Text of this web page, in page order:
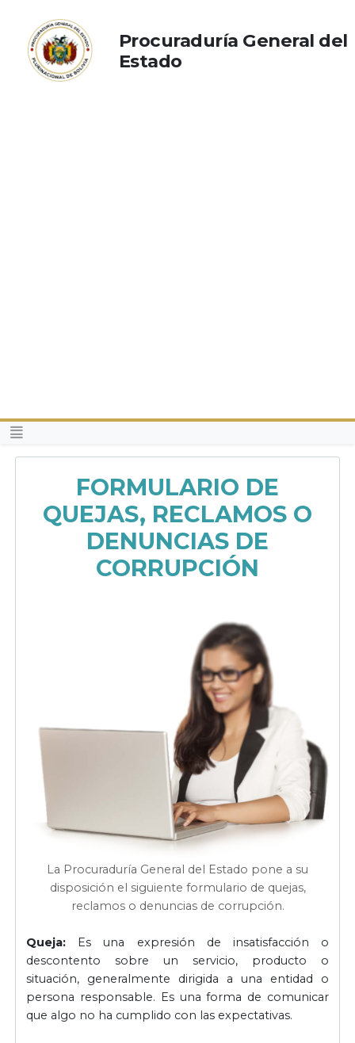
Procuraduría General del
Estado
FORMULARIO DE
QUEJAS, RECLAMOS O
DENUNCIAS DE
CORRUPCIÓN
La Procuraduría General del Estado pone a su
disposición el siguiente formulario de quejas,
reclamos o denuncias de corrupción.
Queja:Es una expresión de insatisfacción o
descontento sobre un servicio, producto o
situación, generalmente dirigida a una entidad o
persona responsable. Es una forma de comunicar
que algo no ha cumplido con las expectativas.